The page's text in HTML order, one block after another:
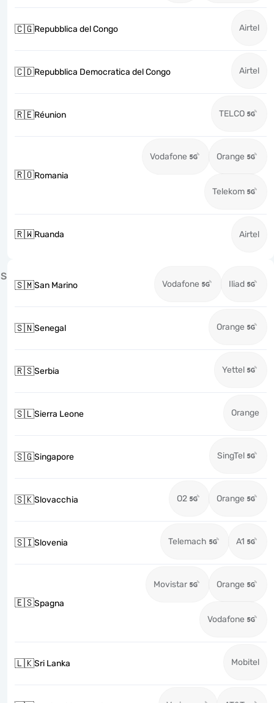
🇨🇬Repubblica del Congo Airtel
🇨🇩Repubblica Democratica del Congo Airtel
🇷🇪Réunion TELCO
🇷🇴Romania
Vodafone Orange
Telekom
🇷🇼Ruanda Airtel
S
🇸🇲San Marino Vodafone Iliad
🇸🇳Senegal Orange
🇷🇸Serbia Yettel
🇸🇱Sierra Leone Orange
🇸🇬Singapore SingTel
🇸🇰Slovacchia O2 Orange
🇸🇮Slovenia Telemach A1
🇪🇸Spagna
Movistar Orange
Vodafone
🇱🇰Sri Lanka Mobitel